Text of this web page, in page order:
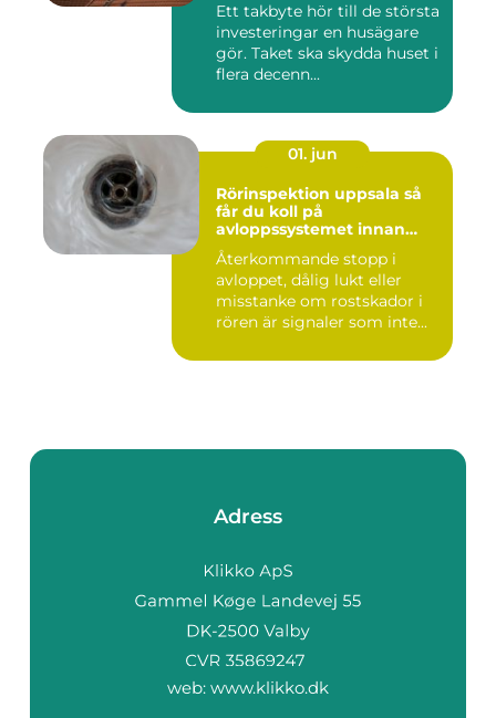
Ett takbyte hör till de största
investeringar en husägare
gör. Taket ska skydda huset i
flera decenn...
01. jun
Rörinspektion uppsala så
får du koll på
avloppssystemet innan
problemen växer
Återkommande stopp i
avloppet, dålig lukt eller
misstanke om rostskador i
rören är signaler som inte...
Adress
web: www.klikko.dk